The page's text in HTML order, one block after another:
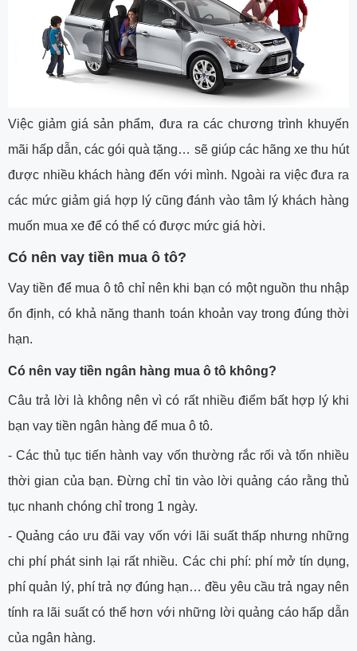
Việc giảm giá sản phẩm, đưa ra các chương trình khuyến
mãi hấp dẫn, các gói quà tặng… sẽ giúp các hãng xe thu hút
được nhiều khách hàng đến với mình. Ngoài ra việc đưa ra
các mức giảm giá hợp lý cũng đánh vào tâm lý khách hàng
muốn mua xe để có thể có được mức giá hời.
Có nên vay tiền mua ô tô?
Vay tiền để mua ô tô chỉ nên khi bạn có một nguồn thu nhập
ổn định, có khả năng thanh toán khoản vay trong đúng thời
hạn.
Có nên vay tiền ngân hàng mua ô tô không?
Câu trả lời là không nên vì có rất nhiều điểm bất hợp lý khi
bạn vay tiền ngân hàng để mua ô tô.
- Các thủ tục tiến hành vay vốn thường rắc rối và tốn nhiều
thời gian của bạn. Đừng chỉ tin vào lời quảng cáo rằng thủ
tục nhanh chóng chỉ trong 1 ngày.
- Quảng cáo ưu đãi vay vốn với lãi suất thấp nhưng những
chi phí phát sinh lại rất nhiều. Các chi phí: phí mở tín dụng,
phí quản lý, phí trả nợ đúng hạn… đều yêu cầu trả ngay nên
tính ra lãi suất có thể hơn với những lời quảng cáo hấp dẫn
của ngân hàng.